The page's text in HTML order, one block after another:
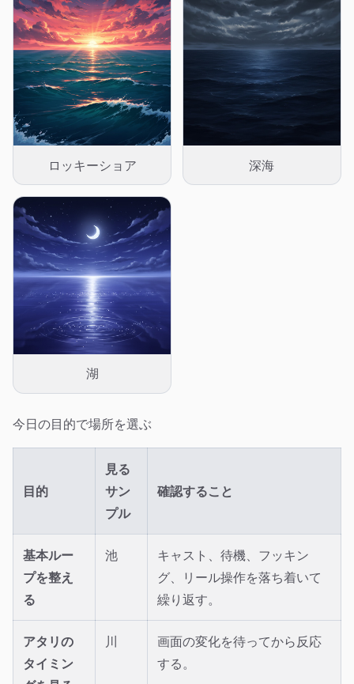
ロッキーショア 深海
湖
今日の目的で場所を選ぶ
目的
見る
サン
プル
確認すること
基本ルー
プを整え
る
池
キャスト、待機、フッキン
グ、リール操作を落ち着いて
繰り返す。
アタリの
タイミン
川
画面の変化を待ってから反応
する。